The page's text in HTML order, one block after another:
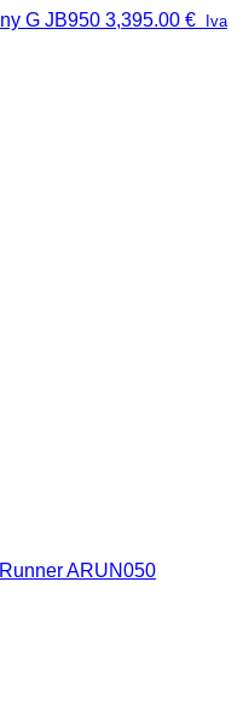
G JB950 3,395.00 €
Iva
ARUN050